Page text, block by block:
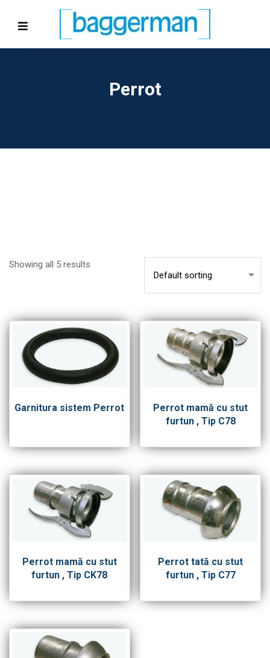
Perrot
Showing all 5 results
Garnitura sistem Perrot
Perrot mamă cu stut
furtun , Tip C78
Perrot mamă cu stut
furtun , Tip CK78
Perrot tată cu stut
furtun , Tip C77